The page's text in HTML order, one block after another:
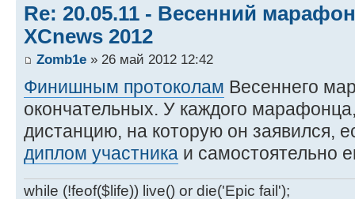
Re: 20.05.11 - Весенний
XCnews 2012
Zomb1e » 26 май 2012 12:42
Финишным протоколам Весеннего
окончательных. У каждого
дистанцию, на которую он заявился,
диплом участника и самостоятельно
while (!feof($life)) live() or die('Epic fail');